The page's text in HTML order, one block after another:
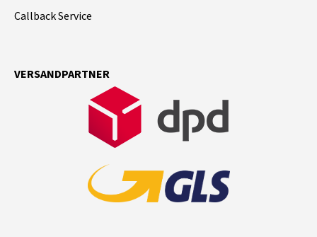
Callback Service
VERSANDPARTNER